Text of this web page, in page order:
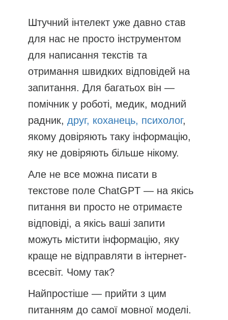
Штучний інтелект уже давно став
для нас не просто інструментом
для написання текстів та
отримання швидких відповідей на
запитання. Для багатьох він —
помічник у роботі, медик, модний
радник, друг, коханець, психолог,
якому довіряють таку інформацію,
яку не довіряють більше нікому.
Але не все можна писати в
текстове поле ChatGPT — на якісь
питання ви просто не отримаєте
відповіді, а якісь ваші запити
можуть містити інформацію, яку
краще не відправляти в інтернет-
всесвіт. Чому так?
Найпростіше — прийти з цим
питанням до самої мовної моделі.